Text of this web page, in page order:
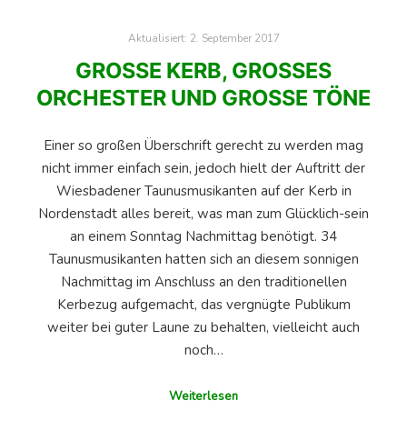
Aktualisiert: 2. September 2017
GROSSE KERB, GROSSES OR
CHESTER UND GROSSE TÖNE
Einer so großen Überschrift gerecht zu werden mag
nicht immer einfach sein, jedoch hielt der Auftritt der
Wiesbadener Taunusmusikanten auf der Kerb in
Nordenstadt alles bereit, was man zum Glücklich-sein
an einem Sonntag Nachmittag benötigt. 34
Taunusmusikanten hatten sich an diesem sonnigen
Nachmittag im Anschluss an den traditionellen
Kerbezug aufgemacht, das vergnügte Publikum
weiter bei guter Laune zu behalten, vielleicht auch
noch…
Weiterlesen